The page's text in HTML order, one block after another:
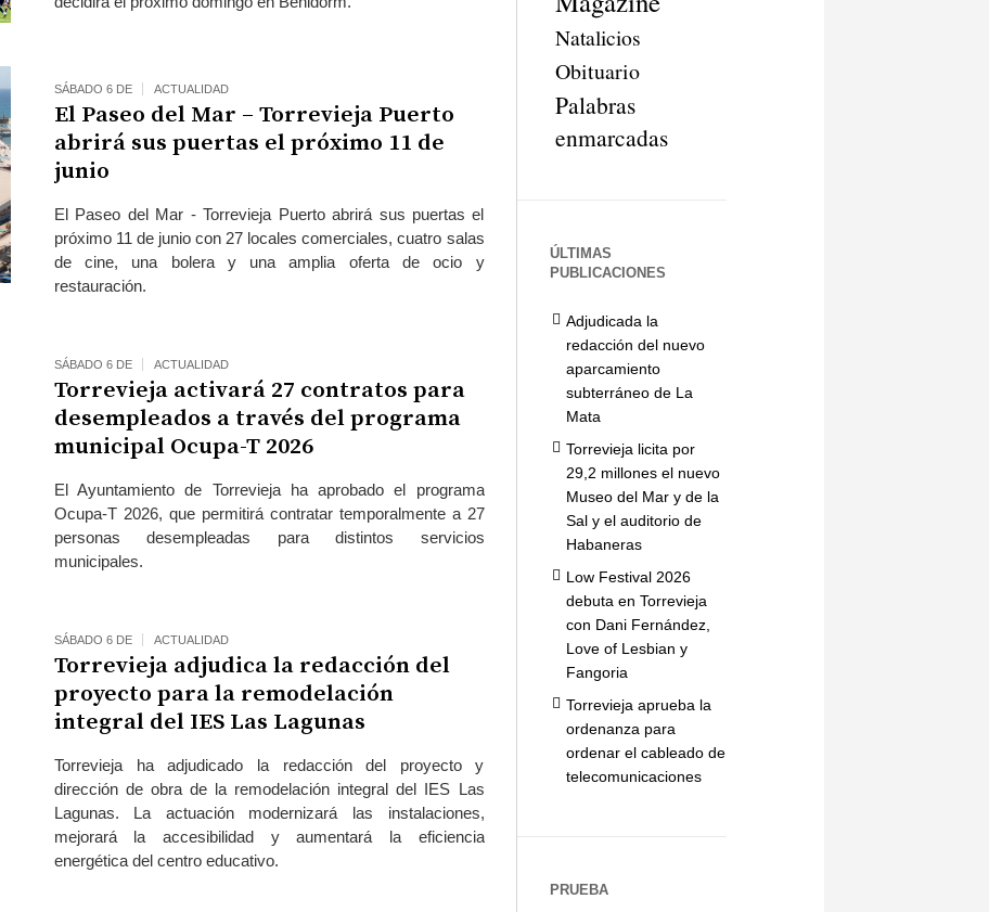
SÁBADO 6 DE ACTUALIDAD
El Paseo del Mar – Torrevieja Puerto
abrirá sus puertas el próximo 11 de
junio
El Paseo del Mar - Torrevieja Puerto abrirá sus puertas el
próximo 11 de junio con 27 locales comerciales, cuatro salas
de cine, una bolera y una amplia oferta de ocio y
restauración.
SÁBADO 6 DE ACTUALIDAD
Torrevieja activará 27 contratos para
desempleados a través del programa
municipal Ocupa-T 2026
El Ayuntamiento de Torrevieja ha aprobado el programa
Ocupa-T 2026, que permitirá contratar temporalmente a 27
personas desempleadas para distintos servicios
municipales.
SÁBADO 6 DE ACTUALIDAD
Torrevieja adjudica la redacción del
proyecto para la remodelación
integral del IES Las Lagunas
Torrevieja ha adjudicado la redacción del proyecto y
dirección de obra de la remodelación integral del IES Las
Lagunas. La actuación modernizará las instalaciones,
mejorará la accesibilidad y aumentará la eficiencia
energética del centro educativo.
Natalicios
Obituario
Palabras
enmarcadas
ÚLTIMAS
PUBLICACIONES
Adjudicada la
redacción del nuevo
aparcamiento
subterráneo de La
Mata
Torrevieja licita por
29,2 millones el nuevo
Museo del Mar y de la
Sal y el auditorio de
Habaneras
Low Festival 2026
debuta en Torrevieja
con Dani Fernández,
Love of Lesbian y
Fangoria
Torrevieja aprueba la
ordenanza para
ordenar el cableado de
telecomunicaciones
PRUEBA